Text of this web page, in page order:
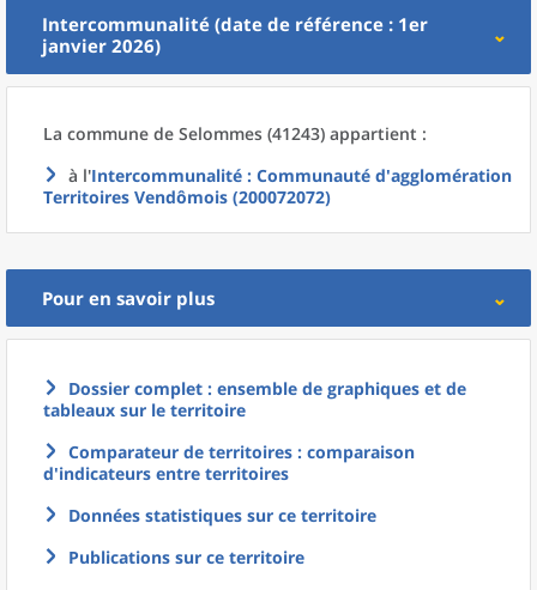
Intercommunalité (date de référence : 1er
janvier 2026)
La commune de Selommes (41243) appartient :
à l'Intercommunalité : Communauté d'agglomération
Territoires Vendômois (200072072)
Pour en savoir plus
Dossier complet : ensemble de graphiques et de
tableaux sur le territoire
Comparateur de territoires : comparaison
d'indicateurs entre territoires
Données statistiques sur ce territoire
Publications sur ce territoire